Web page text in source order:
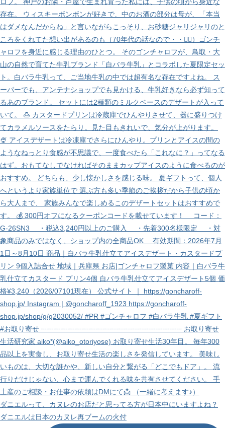
ダニエルって、カヌレのお店だと思ってる方が日本中にいますよね？
ダニエルは日本のカヌレ再ブームの火付